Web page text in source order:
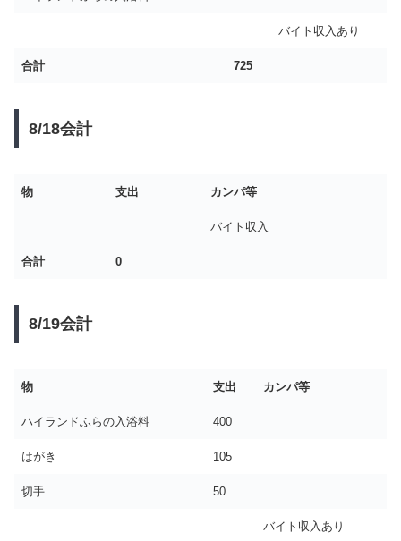
バイト収入あり
合計 725
8/18会計
物 支出 カンパ等
バイト収入
合計 0
8/19会計
物 支出 カンパ等
ハイランドふらの入浴料 400
はがき 105
切手 50
バイト収入あり